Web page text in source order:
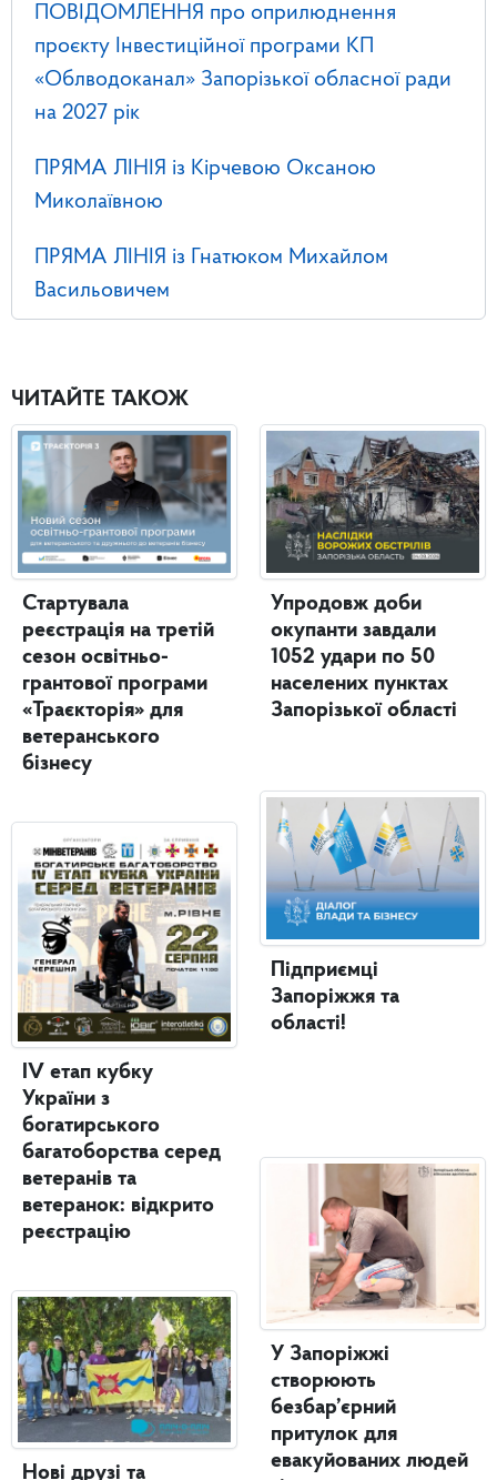
ПОВІДОМЛЕННЯ про оприлюднення
проєкту Інвестиційної програми КП
«Облводоканал» Запорізької обласної ради
на 2027 рік
ПРЯМА ЛІНІЯ із Кірчевою Оксаною
Миколаївною
ПРЯМА ЛІНІЯ із Гнатюком Михайлом
Васильовичем
ЧИТАЙТЕ ТАКОЖ
Стартувала
реєстрація на третій
сезон освітньо-
грантової програми
«Траєкторія» для
ветеранського
бізнесу
IV етап кубку
України з
богатирського
багатоборства серед
ветеранів та
ветеранок: відкрито
реєстрацію
Нові друзі та
Упродовж доби
окупанти завдали
1052 удари по 50
населених пунктах
Запорізької області
Підприємці
Запоріжжя та
області!
У Запоріжжі
створюють
безбар’єрний
притулок для
евакуйованих людей